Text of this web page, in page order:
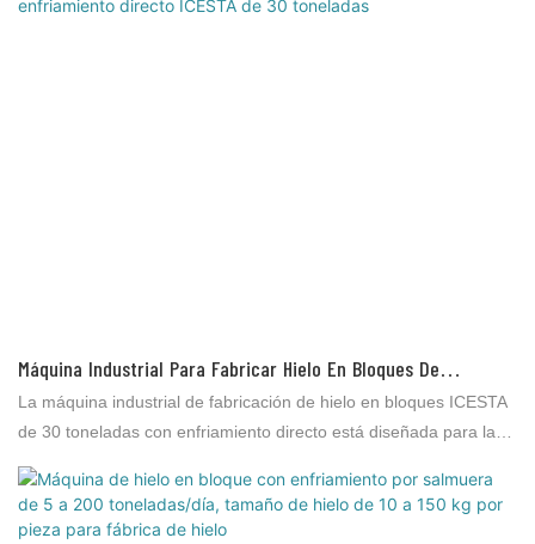
Máquina Industrial Para Fabricar Hielo En Bloques De
Enfriamiento Directo ICESTA De 30 Toneladas
La máquina industrial de fabricación de hielo en bloques ICESTA
de 30 toneladas con enfriamiento directo está diseñada para la
producción de hielo a gran escala, generando eficientemente
hasta 30 toneladas de hielo puro y sólido al día. Gracias a su
avanzada tecnología de enfriamiento directo, esta máquina